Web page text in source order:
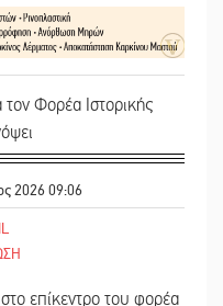
Φορέα Ιστορικής
2026 09:06